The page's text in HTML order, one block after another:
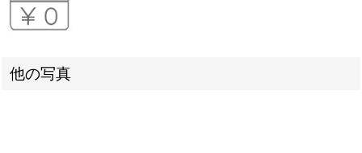
他の写真